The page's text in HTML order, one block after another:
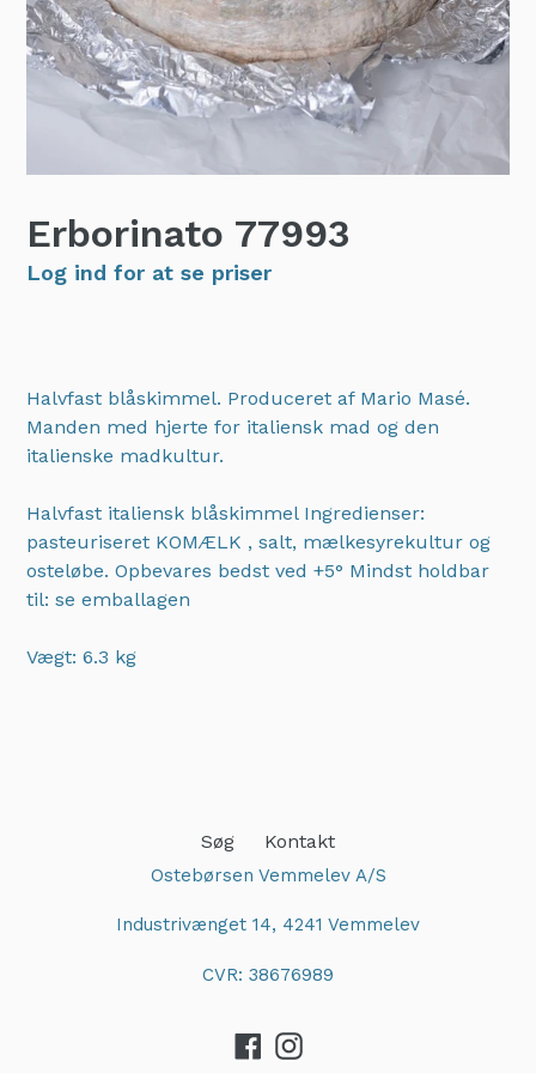
Erborinato 77993
Log ind for at se priser
Halvfast blåskimmel. Produceret af Mario Masé.
Manden med hjerte for italiensk mad og den
italienske madkultur.
Halvfast italiensk blåskimmel Ingredienser:
pasteuriseret KOMÆLK , salt, mælkesyrekultur og
osteløbe. Opbevares bedst ved +5° Mindst holdbar
til: se emballagen
Vægt: 6.3 kg
Søg Kontakt
Ostebørsen Vemmelev A/S
Industrivænget 14, 4241 Vemmelev
CVR: 38676989
Facebook
Instagram